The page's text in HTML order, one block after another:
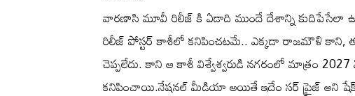
వారణాసి మూవీ రిలీజ్ కి ఏడాది ముందే దేశాన్ని
రిలీజ్ పోస్టర్ కాశీలో కనిపించటమే.. ఎక్కడా రాజమౌళి కాని,
చెప్పలేదు. కాని ఆ కాశీ విశ్వేశ్వరుడి నగరంలో మాత్రం
కనిపించాయి.నేషనల్ మీడియా అయితే ఇదేం సర్ ప్రైజ్ అని షేక్